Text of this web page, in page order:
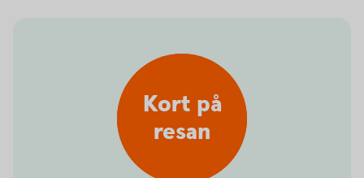
Kort på
resan